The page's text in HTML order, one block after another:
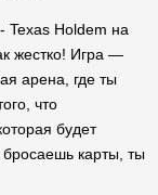
Texas Holdem на
жестко! Игра —
арена, где ты
что
будет
карты, ты